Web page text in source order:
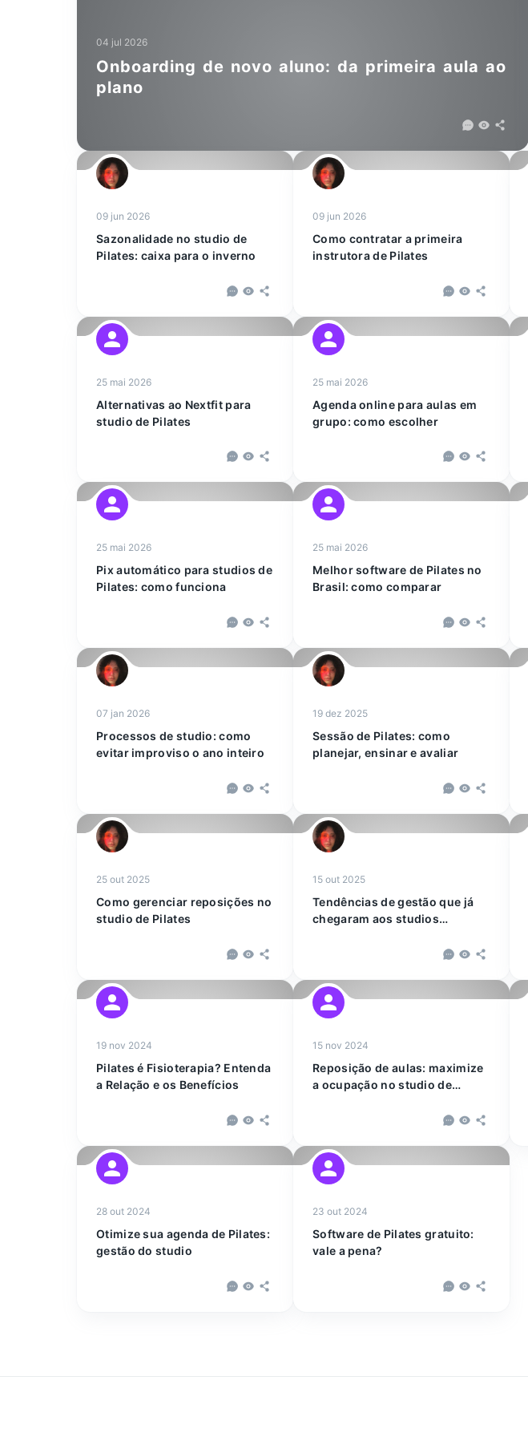
04 jul 2026
Onboarding de novo aluno: da primeira aula ao
plano
09 jun 2026
Sazonalidade no studio de
Pilates: caixa para o inverno
09 jun 2026
Como contratar a primeira
instrutora de Pilates
25 mai 2026
Alternativas ao Nextfit para
studio de Pilates
25 mai 2026
Agenda online para aulas em
grupo: como escolher
25 mai 2026
Pix automático para studios de
Pilates: como funciona
25 mai 2026
Melhor software de Pilates no
Brasil: como comparar
07 jan 2026
Processos de studio: como
evitar improviso o ano inteiro
19 dez 2025
Sessão de Pilates: como
planejar, ensinar e avaliar
25 out 2025
Como gerenciar reposições no
studio de Pilates
15 out 2025
Tendências de gestão que já
chegaram aos studios
19 nov 2024
Pilates é Fisioterapia? Entenda
a Relação e os Benefícios
15 nov 2024
Reposição de aulas: maximize
a ocupação no studio de
28 out 2024
Otimize sua agenda de Pilates:
gestão do studio
23 out 2024
Software de Pilates gratuito:
vale a pena?